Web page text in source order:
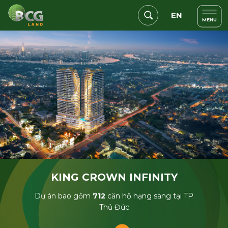
EN MENU
KING CROWN INFINITY
Dự án bao gồm 712 căn hộ hạng sang tại TP
Thủ Đức